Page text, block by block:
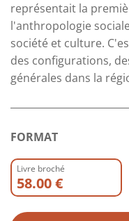
représentait la
l'anthropologie
société et culture.
des configurations,
générales dans la
FORMAT
Livre broché
58.00 €